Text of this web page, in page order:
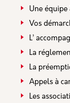
Une équipe
Vos
L’
La
La
Appels à
Les